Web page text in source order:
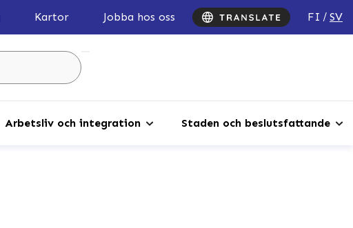
Kartor Jobba hos oss FI SV
Arbetsliv och integration Staden och beslutsfattande